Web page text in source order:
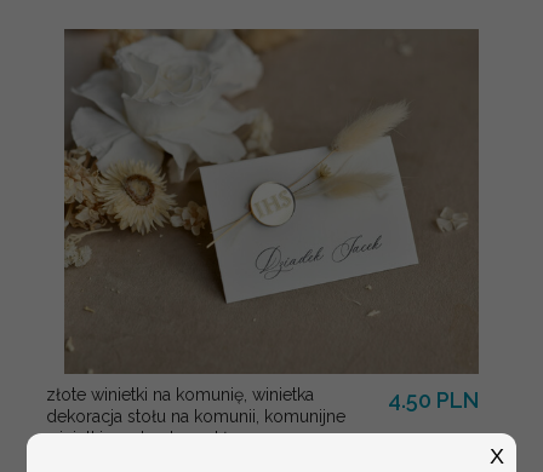
złote winietki na komunię, winietka
dekoracja stołu na komunii, komunijne
winietki z naturalnym kłosem
4.50 PLN
X